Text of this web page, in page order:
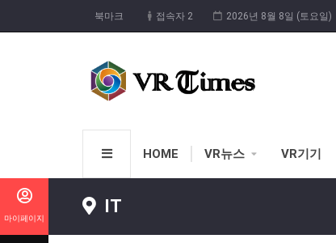
북마크 접속자 2 2026년 8월 8일 (토요일)
HOME VR뉴스 VR기기
IT
마이페이지